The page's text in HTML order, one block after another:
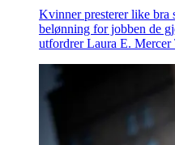
Kvinner presterer like bra
belønning for jobben de
utfordrer Laura E. Mercer